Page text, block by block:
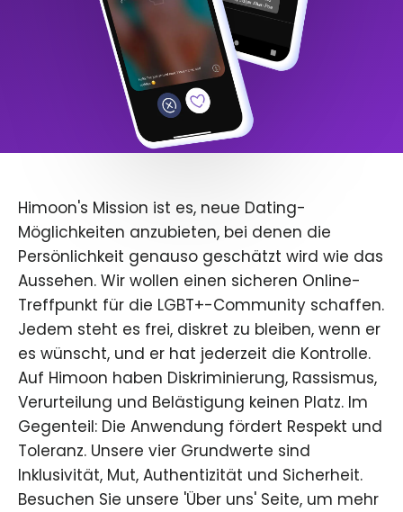
Himoon's Mission ist es, neue Dating-
Möglichkeiten anzubieten, bei denen die
Persönlichkeit genauso geschätzt wird wie das
Aussehen. Wir wollen einen sicheren Online-
Treffpunkt für die LGBT+-Community schaffen.
Jedem steht es frei, diskret zu bleiben, wenn er
es wünscht, und er hat jederzeit die Kontrolle.
Auf Himoon haben Diskriminierung, Rassismus,
Verurteilung und Belästigung keinen Platz. Im
Gegenteil: Die Anwendung fördert Respekt und
Toleranz. Unsere vier Grundwerte sind
Inklusivität, Mut, Authentizität und Sicherheit.
Besuchen Sie unsere 'Über uns' Seite, um mehr